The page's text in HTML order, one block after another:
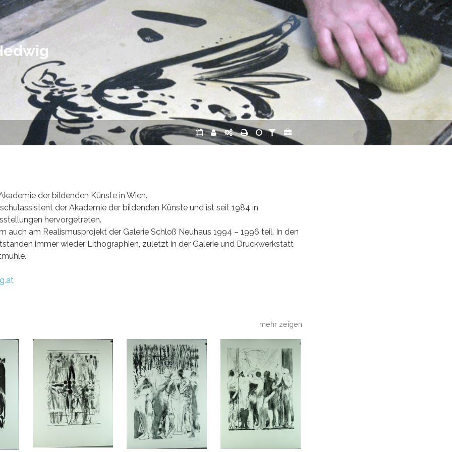
der bildenden Künste in Wien.
der Akademie der bildenden Künste und ist seit 1984 in
hervorgetreten.
auch am Realismusprojekt der Galerie Schloß Neuhaus 1994 – 1996 teil. In den
immer wieder Lithographien, zuletzt in der Galerie und Druckwerkstatt
mehr zeigen